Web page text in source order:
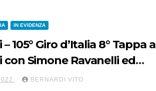
IN EVIDENZA
105° Giro d’Italia 8° Tappa a
con Simone Ravanelli ed
Zardini tra i 21 attaccanti
BERNARDI VITO